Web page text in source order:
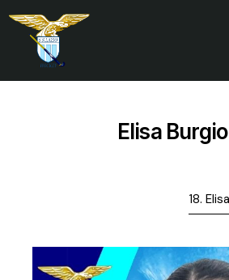
Elisa Burgio